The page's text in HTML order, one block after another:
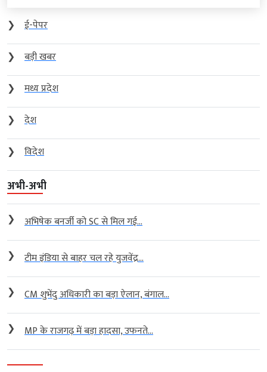
❯
ई-पेपर
❯
बड़ी खबर
❯
मध्य प्रदेश
❯
देश
❯
विदेश
अभी-अभी
❯ अभिषेक बनर्जी को SC से मिल गई...
❯ टीम इंडिया से बाहर चल रहे युजवेंद्र...
❯ CM शुभेंदु अधिकारी का बड़ा ऐलान, बंगाल...
❯ MP के राजगढ़ में बड़ा हादसा, उफनते...